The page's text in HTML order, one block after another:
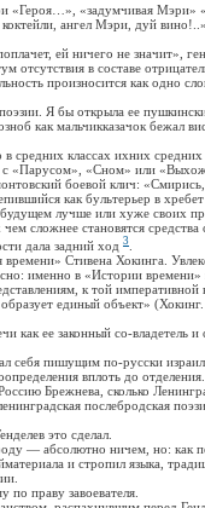
«задумчивая Мэри»
ангел Мэри, дуй вино!..»
ей ничего не значит»,
отсутствия в составе
произносится как одно
Я бы открыла ее
как мальчикказачок бежал
средних классах ихних
с «Парусом», «Сном» или
боевой клич:
как бультерьер в
лучше или хуже своих
сложнее становятся средства
дала задний ход 3
Стивена Хокинга.
именно в «Истории
к той императивной
единый объект»
ее законный со-владетель и
пишущим по-русски
вплоть до отделения.
Брежнева, сколько
послебродская
это сделал.
— абсолютно ничем, но: как
и стропил языка,
праву завоевателя.